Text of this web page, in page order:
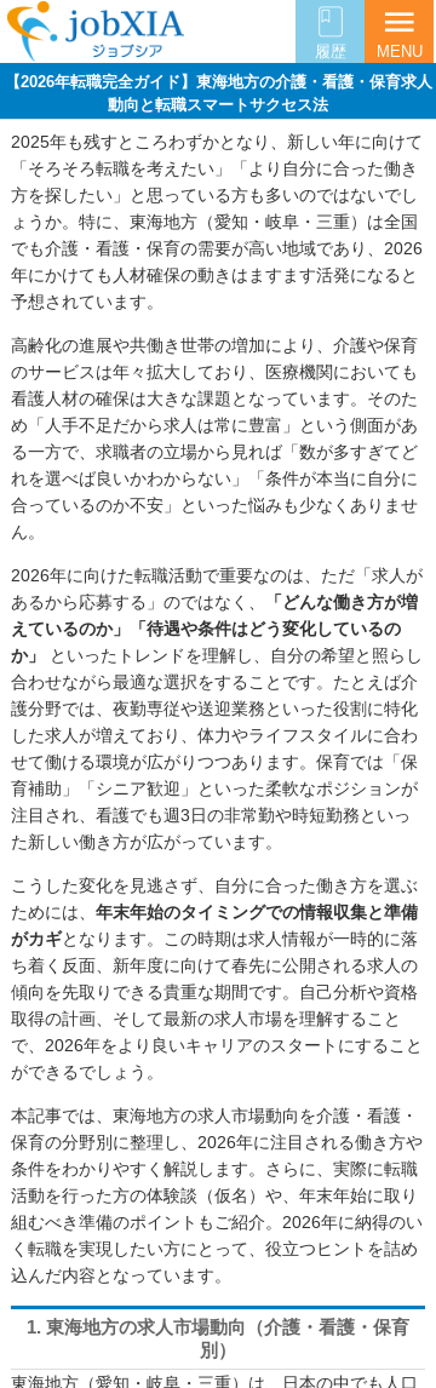
履歴
menu
MENU
【2026年転職完全ガイド】東海地方の介護・看護・保育求人
動向と転職スマートサクセス法
2025年も残すところわずかとなり、新しい年に向けて
「そろそろ転職を考えたい」「より自分に合った働き
方を探したい」と思っている方も多いのではないでし
ょうか。特に、東海地方（愛知・岐阜・三重）は全国
でも介護・看護・保育の需要が高い地域であり、2026
年にかけても人材確保の動きはますます活発になると
予想されています。
高齢化の進展や共働き世帯の増加により、介護や保育
のサービスは年々拡大しており、医療機関においても
看護人材の確保は大きな課題となっています。そのた
め「人手不足だから求人は常に豊富」という側面があ
る一方で、求職者の立場から見れば「数が多すぎてど
れを選べば良いかわからない」「条件が本当に自分に
合っているのか不安」といった悩みも少なくありませ
ん。
2026年に向けた転職活動で重要なのは、ただ「求人が
あるから応募する」のではなく、
「どんな働き方が増
えているのか」「待遇や条件はどう変化しているの
か」
といったトレンドを理解し、自分の希望と照らし
合わせながら最適な選択をすることです。たとえば介
護分野では、夜勤専従や送迎業務といった役割に特化
した求人が増えており、体力やライフスタイルに合わ
せて働ける環境が広がりつつあります。保育では「保
育補助」「シニア歓迎」といった柔軟なポジションが
注目され、看護でも週3日の非常勤や時短勤務といっ
た新しい働き方が広がっています。
こうした変化を見逃さず、自分に合った働き方を選ぶ
ためには、 年末年始のタイミングでの情報収集と準備
がカギとなります。この時期は求人情報が一時的に落
ち着く反面、新年度に向けて春先に公開される求人の
傾向を先取りできる貴重な期間です。自己分析や資格
取得の計画、そして最新の求人市場を理解すること
で、2026年をより良いキャリアのスタートにすること
ができるでしょう。
本記事では、東海地方の求人市場動向を介護・看護・
保育の分野別に整理し、2026年に注目される働き方や
条件をわかりやすく解説します。さらに、実際に転職
活動を行った方の体験談（仮名）や、年末年始に取り
組むべき準備のポイントもご紹介。2026年に納得のい
く転職を実現したい方にとって、役立つヒントを詰め
込んだ内容となっています。
1. 東海地方の求人市場動向（介護・看護・保育
別）
東海地方（愛知・岐阜・三重）は、日本の中でも人口